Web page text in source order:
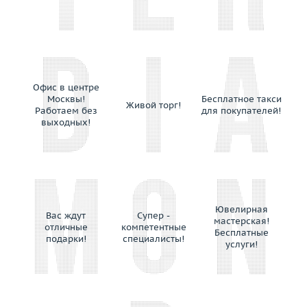
Avakian
Balocchi Preziosi
Baume&Mercier
Belle Bague (GIM)
Bellini
Benfaremo Marco
Bernhard H.Mayer
Bersani
Bibigi
Bochic
Boucheron
Breguet
Breuning
Выбрано: всё
Выбрано: всё
Выбрано: всё
Офис в центре
Москвы!
Работаем без
выходных!
Живой торг!
Бесплатное такси
для покупателей!
Вас ждут
отличные
подарки!
Супер -
компетентные
специалисты!
Ювелирная
мастерская!
Бесплатные
услуги!